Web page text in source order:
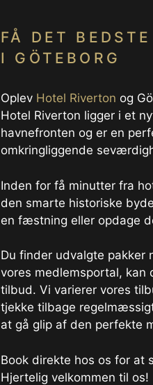
FÅ DET
I GÖTEBORG
Oplev Hotel Riverton og
Hotel Riverton ligger i et
havnefronten og er en
omkringliggende
Inden for få minutter fra
den smarte historiske
en fæstning eller opdage
Du finder udvalgte pakker
vores medlemsportal,
tilbud. Vi varierer vores
tjekke tilbage
at gå glip af den perfekte
Book direkte hos os for at
Hjertelig velkommen til os!